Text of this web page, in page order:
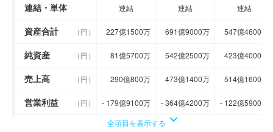
連結・単体 連結 連結 連結
資産合計 （円） 227億1500万 691億9000万 547億4600万
純資産 （円） 81億5700万 542億2500万 423億4000万
売上高 （円） 290億800万 473億1400万 514億1600万
営業利益 （円） - 179億9100万 - 364億4200万 - 122億5900万
- 179億8100万 - 365億9500万
全項目を表示する